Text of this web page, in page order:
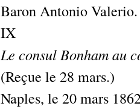
Baron Antonio Valerio.
IX
Le consul Bonham au
(Reçue le 28 mars.)
Naples, le 20 mars